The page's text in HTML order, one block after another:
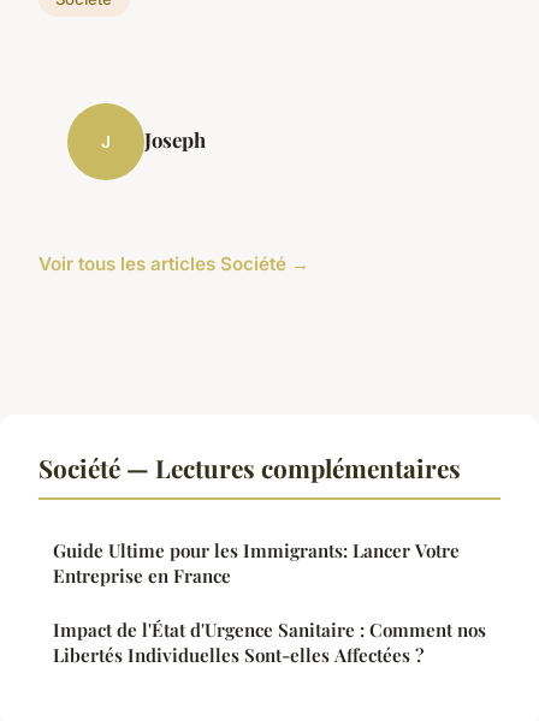
J Joseph
Voir tous les articles Société →
Société — Lectures complémentaires
Guide Ultime pour les Immigrants: Lancer Votre
Entreprise en France
Impact de l'État d'Urgence Sanitaire : Comment nos
Libertés Individuelles Sont-elles Affectées ?